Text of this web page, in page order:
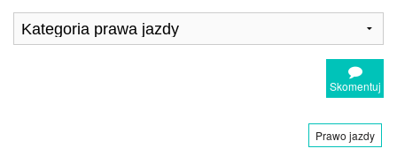
Skomentuj
Prawo jazdy